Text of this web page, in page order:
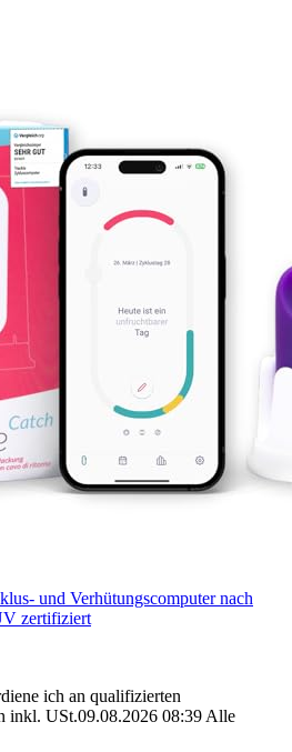
und Verhütungscomputer nach
zertifiziert
ich an qualifizierten
inkl. USt.09.08.2026 08:39 Alle